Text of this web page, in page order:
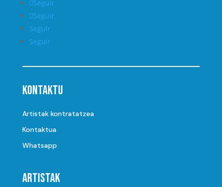
Seguir
Seguir
Seguir
Seguir
Kontaktu
Artistak kontratatzea
Kontaktua
Whatsapp
Artistak